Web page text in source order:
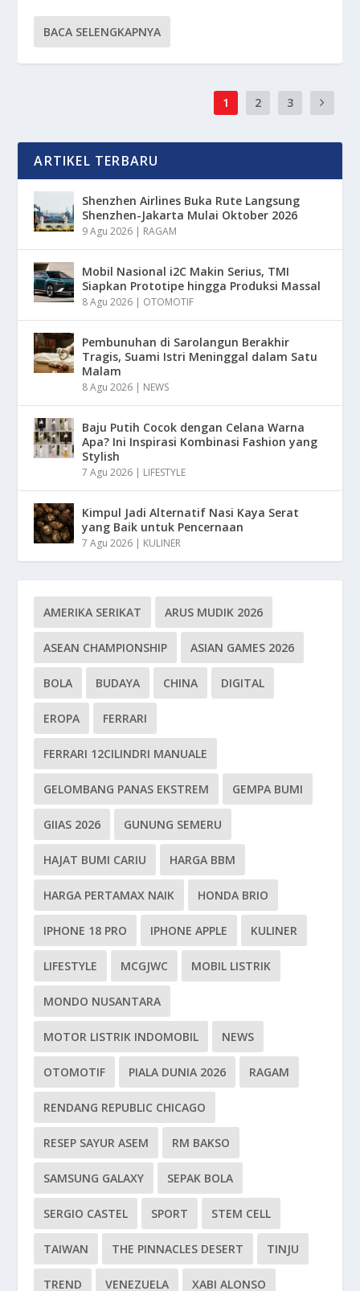
BACA SELENGKAPNYA
1 2 3
ARTIKEL TERBARU
Shenzhen Airlines Buka Rute Langsung
Shenzhen-Jakarta Mulai Oktober 2026
9 Agu 2026 | RAGAM
Mobil Nasional i2C Makin Serius, TMI
Siapkan Prototipe hingga Produksi Massal
8 Agu 2026 | OTOMOTIF
Pembunuhan di Sarolangun Berakhir
Tragis, Suami Istri Meninggal dalam Satu
Malam
8 Agu 2026 | NEWS
Baju Putih Cocok dengan Celana Warna
Apa? Ini Inspirasi Kombinasi Fashion yang
Stylish
7 Agu 2026 | LIFESTYLE
Kimpul Jadi Alternatif Nasi Kaya Serat
yang Baik untuk Pencernaan
7 Agu 2026 | KULINER
AMERIKA SERIKAT ARUS MUDIK 2026
ASEAN CHAMPIONSHIP ASIAN GAMES 2026
BOLA BUDAYA CHINA DIGITAL
EROPA FERRARI
FERRARI 12CILINDRI MANUALE
GELOMBANG PANAS EKSTREM GEMPA BUMI
GIIAS 2026 GUNUNG SEMERU
HAJAT BUMI CARIU HARGA BBM
HARGA PERTAMAX NAIK HONDA BRIO
IPHONE 18 PRO IPHONE APPLE KULINER
LIFESTYLE MCGJWC MOBIL LISTRIK
MONDO NUSANTARA
MOTOR LISTRIK INDOMOBIL NEWS
OTOMOTIF PIALA DUNIA 2026 RAGAM
RENDANG REPUBLIC CHICAGO
RESEP SAYUR ASEM RM BAKSO
SAMSUNG GALAXY SEPAK BOLA
SERGIO CASTEL SPORT STEM CELL
TAIWAN THE PINNACLES DESERT TINJU
TREND VENEZUELA XABI ALONSO